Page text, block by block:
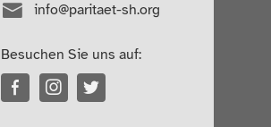
info@paritaet-sh.org
Besuchen Sie uns auf: